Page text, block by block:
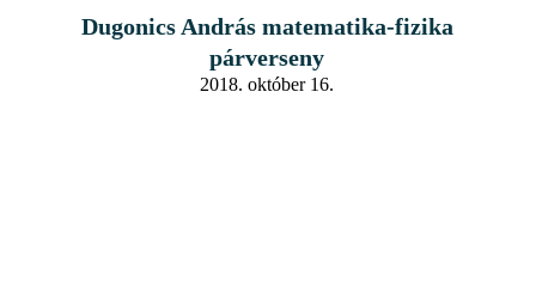
Dugonics András matematika-fizika
párverseny
2018. október 16.